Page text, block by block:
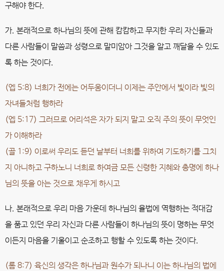
구해야 한다.
가. 본래적으로 하나님의 뜻에 관해 캄캄하고 무지한 우리 자신들과
다른 사람들이 말씀과 성령으로 말미암아 그것을 알고 깨달을 수 있도
록 하는 것이다.
(엡 5:8) 너희가 전에는 어두움이더니 이제는 주안에서 빛이라 빛의
자녀들처럼 행하라
(엡 5:17) 그러므로 어리석은 자가 되지 말고 오직 주의 뜻이 무엇인
가 이해하라
(골 1:9) 이로써 우리도 듣던 날부터 너희를 위하여 기도하기를 그치
지 아니하고 구하노니 너희로 하여금 모든 신령한 지혜와 총명에 하나
님의 뜻을 아는 것으로 채우게 하시고
나. 본래적으로 우리 마음 가운데 하나님의 율법에 역행하는 적대감
을 품고 있던 우리 자신과 다른 사람들이 하나님의 뜻이 명하는 무엇
이든지 마음을 기울이고 순조하고 행할 수 있도록 하는 것이다.
(롬 8:7) 육신의 생각은 하나님과 원수가 되나니 이는 하나님의 법에